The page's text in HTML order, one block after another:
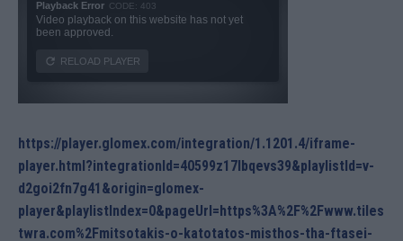
https://player.glomex.com/integration/1.1201.4/iframe-
player.html?integrationId=40599z17lbqevs39&playlistId=v-
d2goi2fn7g41&origin=glomex-
player&playlistIndex=0&pageUrl=https%3A%2F%2Fwww.tiles
twra.com%2Fmitsotakis-o-katotatos-misthos-tha-ftasei-